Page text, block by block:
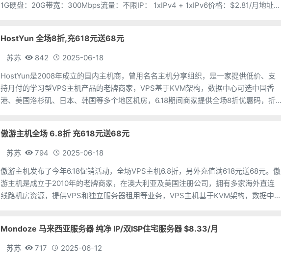
1G硬盘：20G带宽：300Mbps流量：不限IP： 1xIPv4 + 1xIPv6价格：$2.81/月地址：
HostYun 全场8折,充618元送68元
苏苏 842
2025-06-18
HostYun是2008年成立的国内主机商，曾用名名主机分享组织，是一家提供低价、支
持月付的学习型VPS主机产品的老牌商家，VPS基于KVM架构，数据中心可选中国香
港、美国洛杉矶、日本、韩国等多个地区机房，6.18期间商家提供全场8折优惠码，折
傲游主机全场 6.8折 充618元送68元
苏苏 794
2025-06-18
傲游主机发布了今年6.18促销活动，全场VPS主机6.8折，另外充值满618元送68元。傲
游主机是成立于2010年的老牌商家，在澳大利亚及美国注册公司，拥有多家海外直连
线路机房资源，提供VPS和独立服务器租用等业务，VPS主机基于KVM架构，数据中心
Mondoze 马来西亚服务器 纯净 IP/双ISP住宅服务器 $8.33/月
苏苏 717
2025-06-12